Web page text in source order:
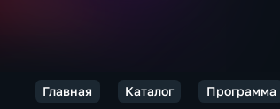
Главная Каталог Программа